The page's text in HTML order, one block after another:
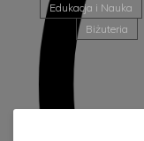
Edukacja i Nauka
Biżuteria